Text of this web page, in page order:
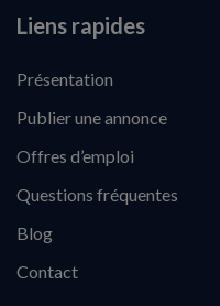
Liens rapides
Présentation
Publier une annonce
Offres d’emploi
Questions fréquentes
Blog
Contact